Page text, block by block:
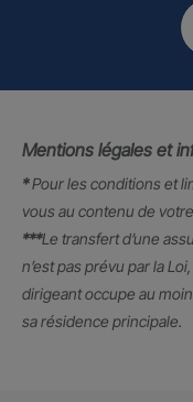
Mentions légales et
*Pour les conditions et
vous au contenu de
***Le transfert d’une
n’est pas prévu par la
dirigeant occupe au
sa résidence principale.